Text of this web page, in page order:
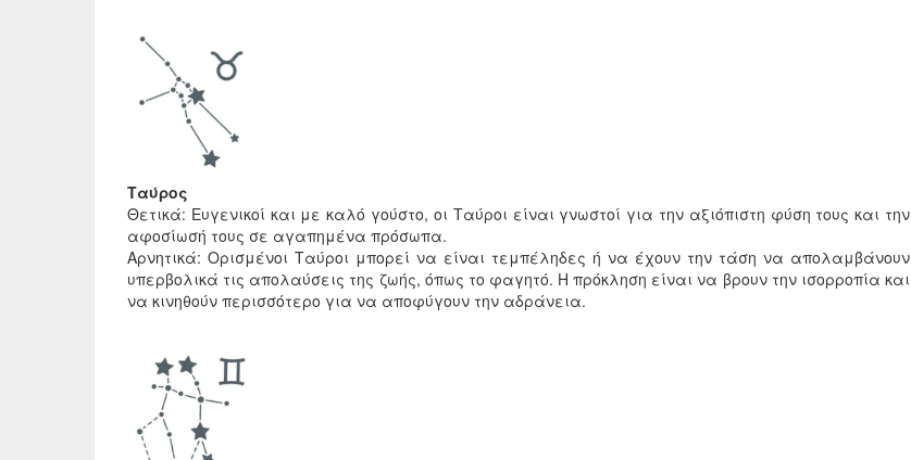
Ταύρος
Θετικά: Ευγενικοί και με καλό γούστο, οι Ταύροι είναι γνωστοί για την αξιόπιστη φύση τους και την
αφοσίωσή τους σε αγαπημένα πρόσωπα.
Αρνητικά: Ορισμένοι Ταύροι μπορεί να είναι τεμπέληδες ή να έχουν την τάση να απολαμβάνουν
υπερβολικά τις απολαύσεις της ζωής, όπως το φαγητό. Η πρόκληση είναι να βρουν την ισορροπία και
να κινηθούν περισσότερο για να αποφύγουν την αδράνεια.